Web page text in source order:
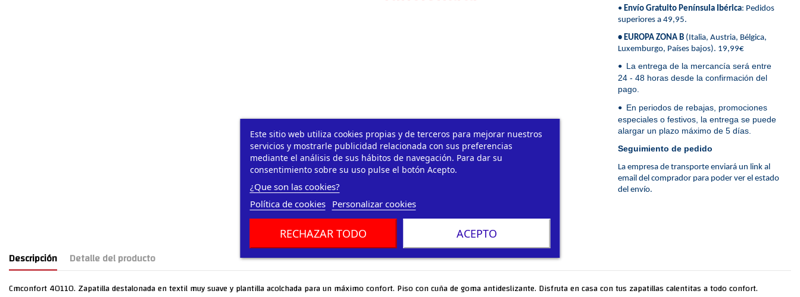
Este sitio web utiliza cookies propias y de terceros para mejorar nuestros
servicios y mostrarle publicidad relacionada con sus preferencias
mediante el análisis de sus hábitos de navegación. Para dar su
consentimiento sobre su uso pulse el botón Acepto.
¿Que son las cookies?
Política de cookies
Personalizar cookies
RECHAZAR TODO ACEPTO
• Envío Gratuito Península Ibérica: Pedidos
superiores a 49,95.
• EUROPA ZONA B(Italia, Austria, Bélgica,
Luxemburgo, Países bajos). 19,99€
• La entrega de la mercancía será entre
24 - 48 horas desde la confirmación del
pago.
• En periodos de rebajas, promociones
especiales o festivos, la entrega se puede
alargar un plazo máximo de 5 días.
Seguimiento de pedido
La empresa de transporte enviará un link al
email del comprador para poder ver el estado
del envío.
Descripción Detalle del producto
Cmconfort 40110. Zapatilla destalonada en textil muy suave y plantilla acolchada para un máximo confort. Piso con cuña de goma antideslizante. Disfruta en casa con tus zapatillas calentitas a todo confort.